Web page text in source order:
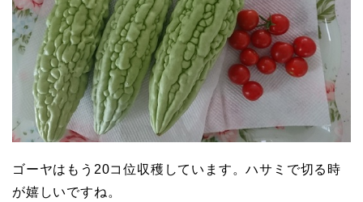
ゴーヤはもう20コ位収穫しています。ハサミで切る時
が嬉しいですね。